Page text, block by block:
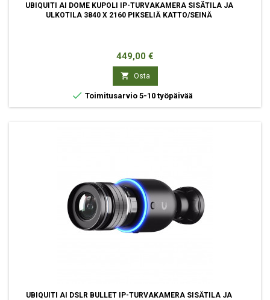
UBIQUITI AI DOME KUPOLI IP-TURVAKAMERA SISÄTILA JA
ULKOTILA 3840 X 2160 PIKSELIÄ KATTO/SEINÄ
Hinta
449,00 €
 Osta
 Toimitusarvio 5-10 työpäivää
UBIQUITI AI DSLR BULLET IP-TURVAKAMERA SISÄTILA JA